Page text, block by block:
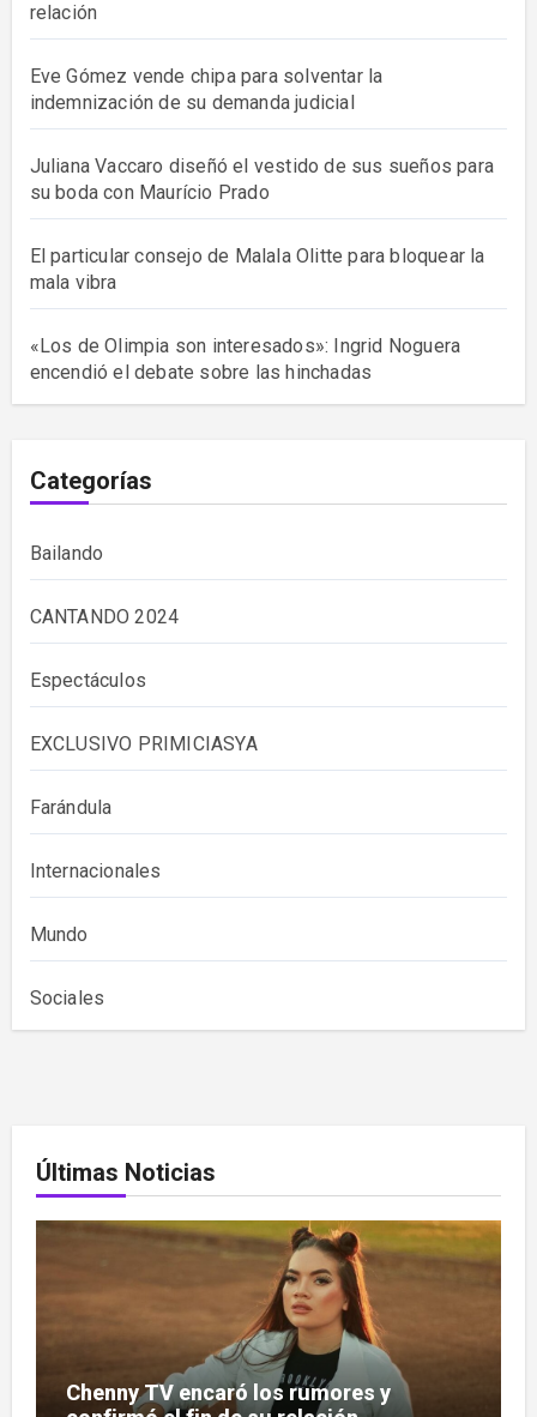
relación
Eve Gómez vende chipa para solventar la
indemnización de su demanda judicial
Juliana Vaccaro diseñó el vestido de sus sueños para
su boda con Maurício Prado
El particular consejo de Malala Olitte para bloquear la
mala vibra
«Los de Olimpia son interesados»: Ingrid Noguera
encendió el debate sobre las hinchadas
Categorías
Bailando
CANTANDO 2024
Espectáculos
EXCLUSIVO PRIMICIASYA
Farándula
Internacionales
Mundo
Sociales
Últimas Noticias
Chenny TV encaró los rumores y